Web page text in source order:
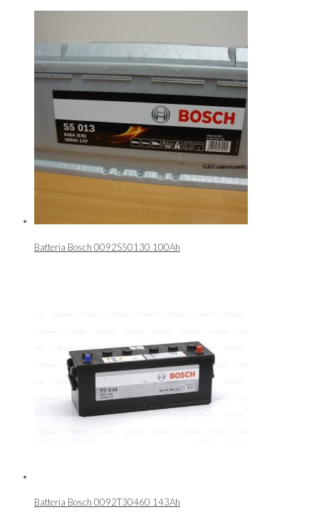
Batteria Bosch 0092S50130 100Ah
Batteria Bosch 0092T30460 143Ah